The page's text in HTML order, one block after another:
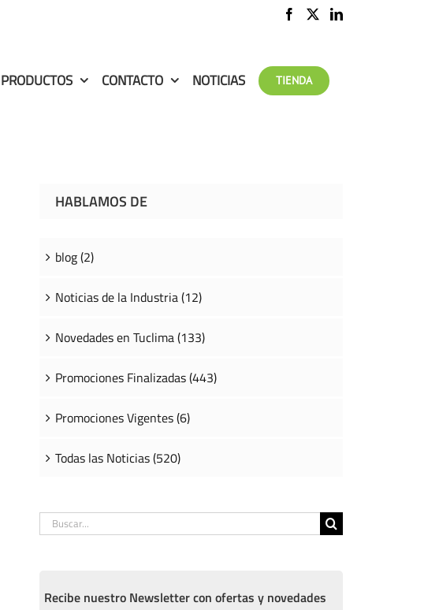
PRODUCTOS CONTACTO NOTICIAS TIENDA
HABLAMOS DE
blog (2)
Noticias de la Industria (12)
Novedades en Tuclima (133)
Promociones Finalizadas (443)
Promociones Vigentes (6)
Todas las Noticias (520)
Buscar:
Recibe nuestro Newsletter con ofertas y novedades